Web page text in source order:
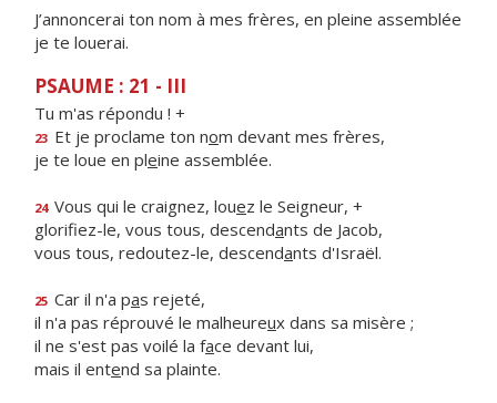
J’annoncerai ton nom à mes frères, en pleine assemblée
je te louerai.
PSAUME : 21 - III
Tu m'as répondu ! +
23 Et je proclame ton nom devant mes frères,
je te loue en pleine assemblée.
24 Vous qui le craignez, louez le Seigneur, +
glorifiez-le, vous tous, descendants de Jacob,
vous tous, redoutez-le, descendants d'Israël.
25 Car il n'a pas rejeté,
il n'a pas réprouvé le malheureux dans sa misère ;
il ne s'est pas voilé la face devant lui,
mais il entend sa plainte.